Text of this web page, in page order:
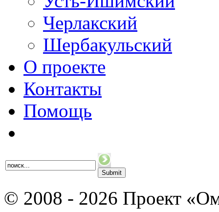
Черлакский
Шербакульский
О проекте
Контакты
Помощь
© 2008 - 2026 Проект